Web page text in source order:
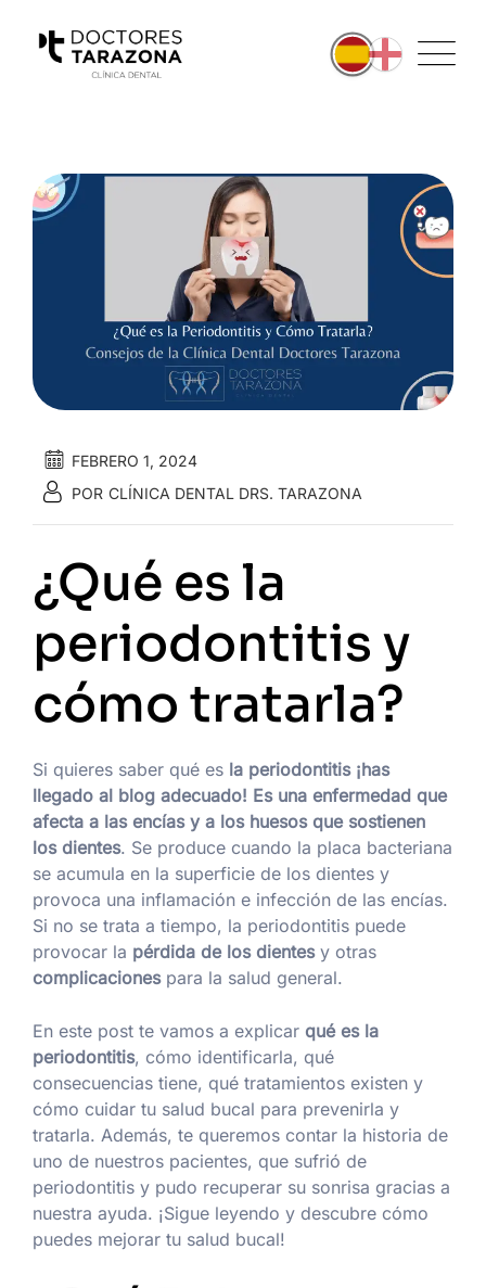
FEBRERO 1, 2024
POR CLÍNICA DENTAL DRS. TARAZONA
¿Qué es la
periodontitis y
cómo tratarla?
Si quieres saber qué es la periodontitis ¡has
llegado al blog adecuado! Es una enfermedad que
afecta a las encías y a los huesos que sostienen
los dientes. Se produce cuando la placa bacteriana
se acumula en la superficie de los dientes y
provoca una inflamación e infección de las encías.
Si no se trata a tiempo, la periodontitis puede
provocar la pérdida de los dientesy otras
complicacionespara la salud general.
En este post te vamos a explicar qué es la
periodontitis, cómo identificarla, qué
consecuencias tiene, qué tratamientos existen y
cómo cuidar tu salud bucal para prevenirla y
tratarla. Además, te queremos contar la historia de
uno de nuestros pacientes, que sufrió de
periodontitis y pudo recuperar su sonrisa gracias a
nuestra ayuda. ¡Sigue leyendo y descubre cómo
puedes mejorar tu salud bucal!